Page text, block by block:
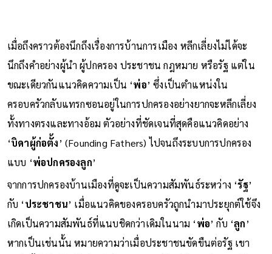
เมื่อถึงคราวต้องนึกถึงเรื่องการบ้านการเมือง หลีกเลี่ยงไม่ได้จะ
นึกถึงคำอย่างผู้นำ ผู้ปกครอง ประชาชน กฎหมาย หรือรัฐ แต่ใน
ขณะเดียวกันแนวคิดความเป็น ‘พ่อ’ ซึ่งเป็นตำแหน่งใน
ครอบครัวกลับแทรกซอนอยู่ในการปกครองอย่างยากจะหลีกเลี่ยง
ทั้งทางตรงและทางอ้อม ตัวอย่างที่ชัดเจนที่สุดคือแนวคิดอย่าง
‘บิดาผู้ก่อตั้ง’ (Founding Fathers) ไปจนถึงระบบการปกครอง
แบบ ‘พ่อปกครองลูก’
จากการปกครองบ้านเมืองที่ดูจะเป็นความสัมพันธ์ระหว่าง ‘รัฐ’
กับ ‘ประชาชน’ เมื่อแนวคิดของครอบครัวถูกนำมาประยุกต์ใช้จึง
เกิดเป็นความสัมพันธ์ที่แนบชิดกว่าเดิมในนาม ‘พ่อ’ กับ ‘ลูก’
หากเป็นเช่นนั้น หมายความว่าเมื่อประชาชนขัดขืนต่อรัฐ เขา